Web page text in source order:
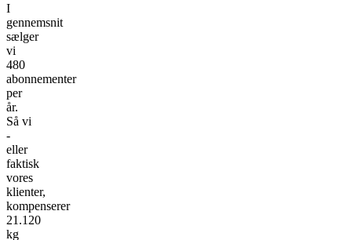
I
gennemsnit
sælger
vi
480
abonnementer
per
år.
Så vi
-
eller
faktisk
vores
klienter,
kompenserer
21.120
kg